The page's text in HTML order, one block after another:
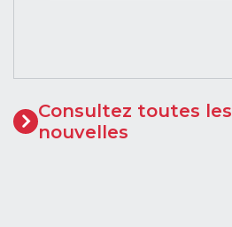
Consultez toutes les
nouvelles